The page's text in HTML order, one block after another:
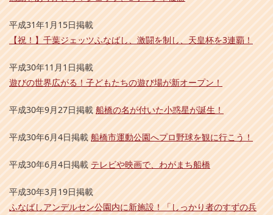
平成31年1月15日掲載
【祝！】千葉ジェッツふなばし、激闘を制し、天皇杯を3連覇！
平成30年11月1日掲載
遊びの世界広がる！子どもたちの遊び場が新オープン！
平成30年9月27日掲載 船橋の名が付いた小惑星が誕生！
平成30年6月4日掲載 船橋市運動公園へプロ野球を観に行こう！
平成30年6月4日掲載 テレビや映画で、わがまち船橋
平成30年3月19日掲載
ふなばしアンデルセン公園内に新施設！「しっかり者のすずの兵